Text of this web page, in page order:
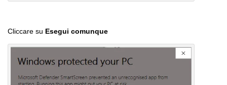
Cliccare su Esegui comunque